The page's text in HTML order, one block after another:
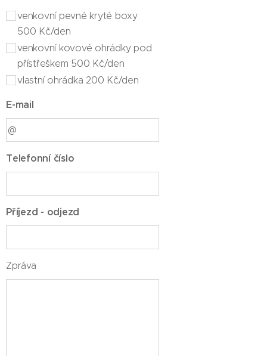
venkovní pevné kryté boxy
500 Kč/den
venkovní kovové ohrádky pod
přístřeškem 500 Kč/den
vlastní ohrádka 200 Kč/den
E-mail
Telefonní číslo
Příjezd - odjezd
Zpráva